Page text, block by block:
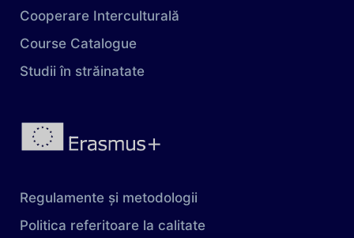
Cooperare Interculturală
Course Catalogue
Studii în străinatate
Regulamente și metodologii
Politica referitoare la calitate